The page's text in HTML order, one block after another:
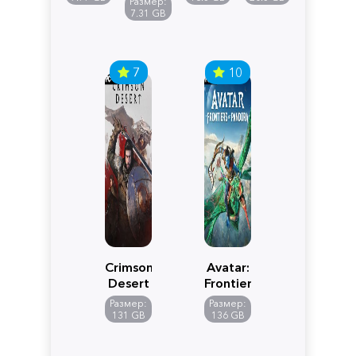
Edition
7.31 GB
7
Crimson
Desert
Размер:
131 GB
10
Avatar:
Frontiers
of
Pandora
Размер:
136 GB